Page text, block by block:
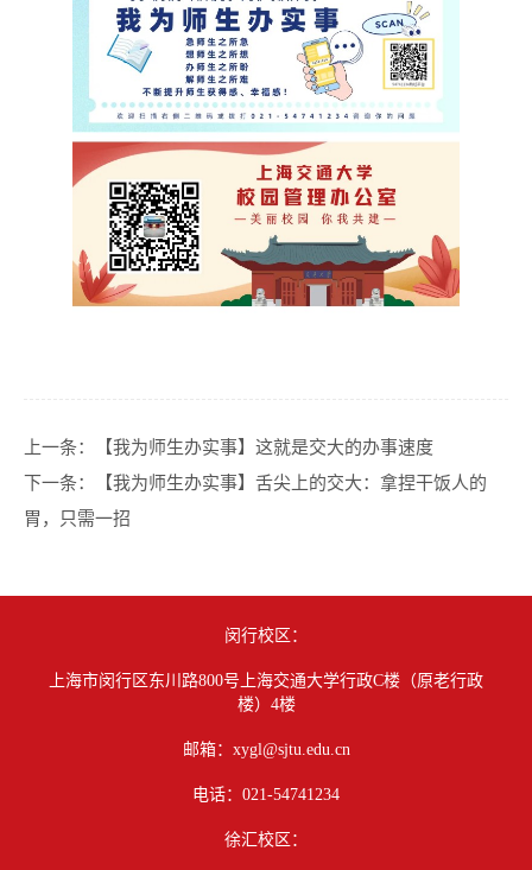
上一条：
【我为师生办实事】这就是交大的办事速度
下一条：
【我为师生办实事】舌尖上的交大：拿捏干饭人的
胃，只需一招
闵行校区：
上海市闵行区东川路800号上海交通大学行政C楼（原老行政
楼）4楼
邮箱：xygl@sjtu.edu.cn
电话：021-54741234
徐汇校区：